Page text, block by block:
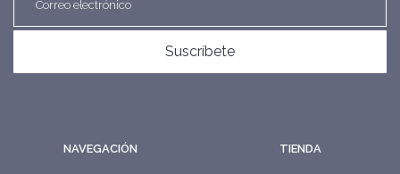
Suscríbete
NAVEGACIÓN TIENDA